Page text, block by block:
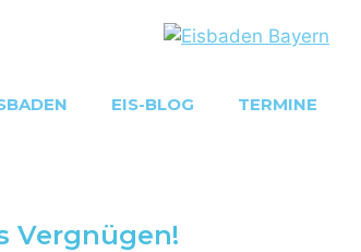
EIS-BLOG TERMINE
Vergnügen!